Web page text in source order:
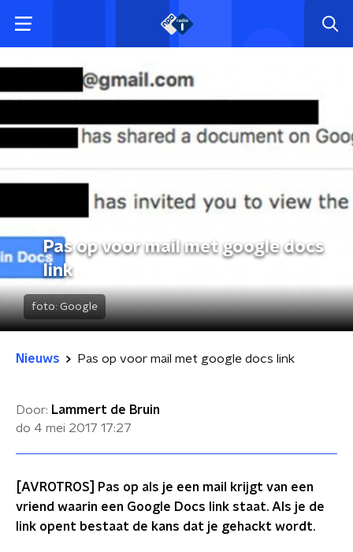
Pas op voor mail met google docs
link
foto: Google
Nieuws Pas op voor mail met google docs link
Door: Lammert de Bruin
do 4 mei 2017 17:27
[AVROTROS] Pas op als je een mail krijgt van een
vriend waarin een Google Docs link staat. Als je de
link opent bestaat de kans dat je gehackt wordt.